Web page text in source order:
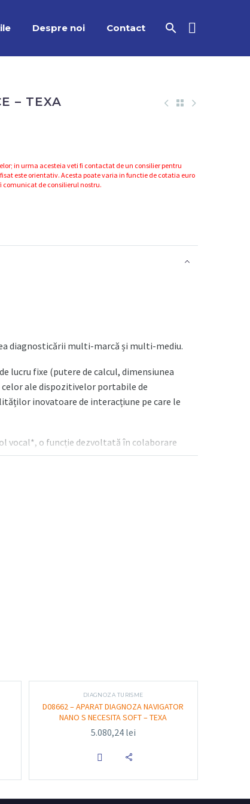
Despre noi Contact
– TEXA
in urma acesteia veti fi contactat de un consilier pentru
este orientativ. Acesta poate varia in functie de cotatia euro
comunicat de consilierul nostru.
diagnosticării multi-marcă și multi-mediu.
lucru fixe (putere de calcul, dimensiunea
ale dispozitivelor portabile de
inovatoare de interacțiune pe care le
vocal*, o funcție dezvoltată în colaborare
diferitelor faze ale muncii
feței pentru a identifica în
DIAGNOZA TURISME
D08662 – APARAT DIAGNOZA NAVIGATOR
NANO S NECESITA SOFT – TEXA
5.080,24 lei
